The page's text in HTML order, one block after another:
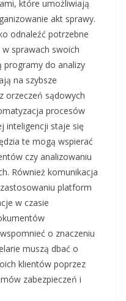
które umożliwiają
akt sprawy.
odnaleźć potrzebne
sprawach swoich
programy do analizy
na szybsze
orzeczeń sądowych
procesów
inteligencji staje się
te mogą wspierać
czy analizowaniu
Również komunikacja
platform
w czasie
o znaczeniu
muszą dbać o
klientów poprzez
zabezpieczeń i